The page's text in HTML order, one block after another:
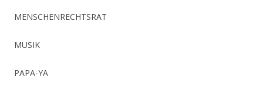
MENSCHENRECHTSRAT
MUSIK
PAPA-YA